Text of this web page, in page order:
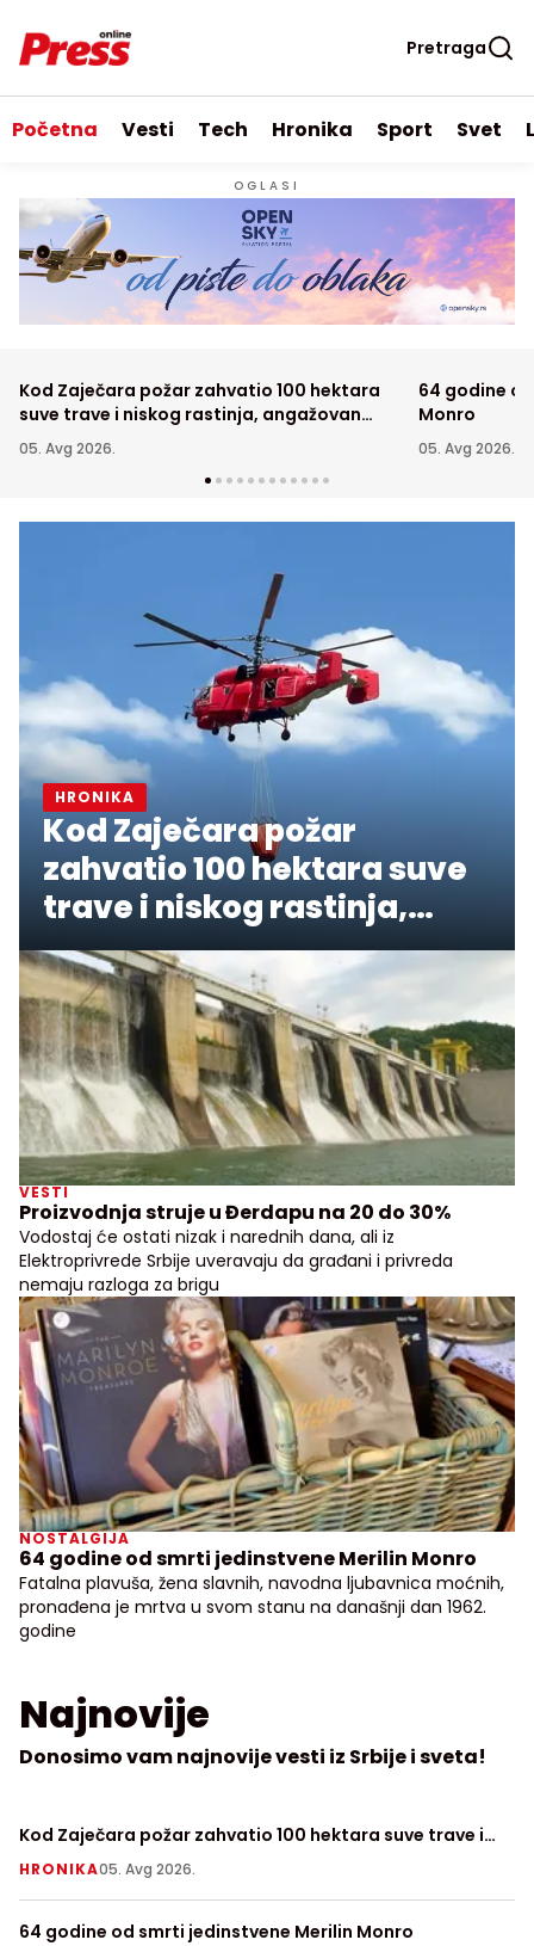
Pretraga
Početna Vesti Tech Hronika Sport Svet
OGLASI
Kod Zaječara požar zahvatio 100 hektara
suve trave i niskog rastinja, angažovan
"Kamov"
05. Avg 2026.
64 godine
Monro
05. Avg 2026.
Najnovije
Donosimo vam najnovije vesti iz Srbije i sveta!
Kod Zaječara požar zahvatio 100 hektara suve trave i
niskog rastinja, angažovan "Kamov"
HRONIKA05. Avg 2026.
64 godine od smrti jedinstvene Merilin Monro
HRONIKA
Kod Zaječara požar
zahvatio 100 hektara suve
trave i niskog rastinja,
angažovan "Kamov"
VESTI
Proizvodnja struje u Đerdapu na 20 do 30%
Vodostaj će ostati nizak i narednih dana, ali iz
Elektroprivrede Srbije uveravaju da građani i privreda
nemaju razloga za brigu
NOSTALGIJA
64 godine od smrti jedinstvene Merilin Monro
Fatalna plavuša, žena slavnih, navodna ljubavnica moćnih,
pronađena je mrtva u svom stanu na današnji dan 1962.
godine